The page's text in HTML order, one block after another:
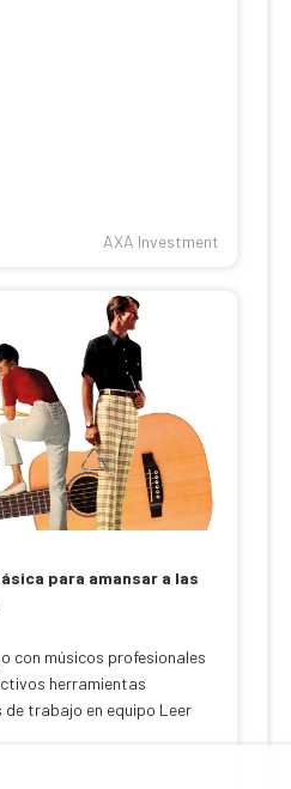
AXA Investment
para amansar a las
con músicos profesionales
herramientas
de trabajo en equipo Leer